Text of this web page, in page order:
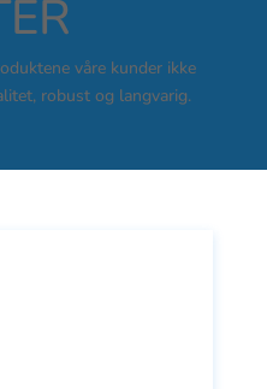
våre kunder ikke
robust og langvarig.